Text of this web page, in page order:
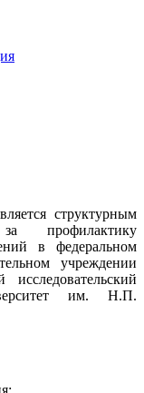
структурным
профилактику
в федеральном
учреждении
им. Н.П.